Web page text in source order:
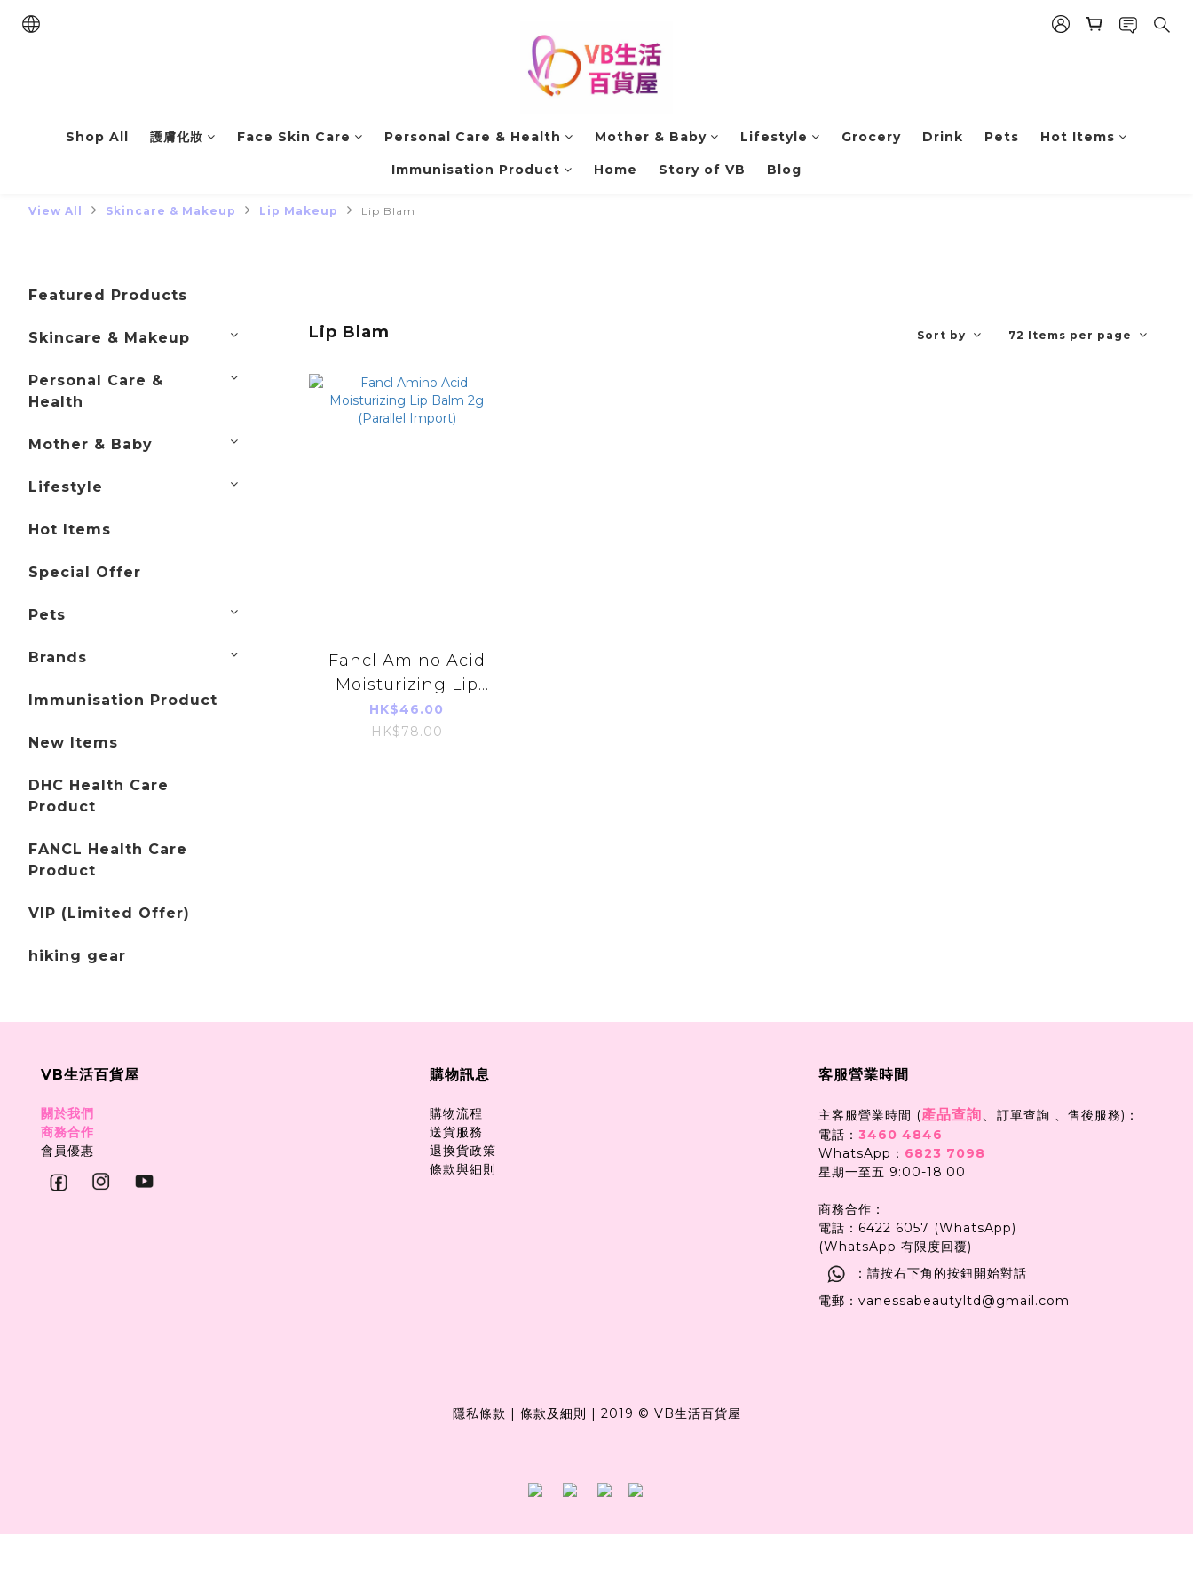
Shop All 護膚化妝 Face Skin Care Personal Care & Health Mother & Baby Lifestyle Grocery Drink Pets Hot Items
Immunisation Product Home Story of VB Blog
View All Skincare & Makeup Lip Makeup Lip Blam
Featured Products
Skincare & Makeup
Personal Care &
Health
Mother & Baby
Lifestyle
Hot Items
Special Offer
Pets
Brands
Immunisation Product
New Items
DHC Health Care
Product
FANCL Health Care
Product
VIP (Limited Offer)
hiking gear
Lip Blam Sort by 72 Items per page
Fancl Amino Acid
Moisturizing Lip
Balm 2g (Parallel
Import)
HK$46.00
HK$78.00
VB生活百貨屋
關於我們
商務合作
會員優惠
購物訊息
購物流程
送貨服務
退換貨政策
條款與細則
客服營業時間
主客服營業時間 (產品查詢、 訂單查詢 、售後服務)：
電話： 3460 4846
WhatsApp： 6823 7098
星期一至五 9:00-18:00
商務合作：
電話：6422 6057 (WhatsApp)
(WhatsApp 有限度回覆)
：請按右下角的按鈕開始對話
電郵：vanessabeautyltd@gmail.com
隱私條款 條款及細則 2019 © VB生活百貨屋